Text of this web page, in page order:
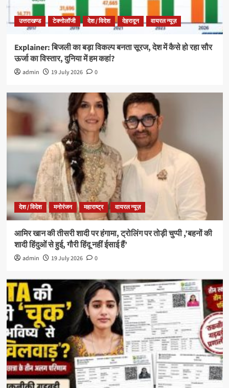
उत्तराखण्ड टेक्नोलॉजी देश / विदेश देहरादून वायरल न्यूज़
Explainer: बिजली का बड़ा विकल्प बनता सूरज, देश में कैसे हो रहा सौर
ऊर्जा का विस्तार, दुनिया में हम कहां?
admin 19 July 2026 0
देश / विदेश मनोरंजन महाराष्ट्र वायरल न्यूज़
आमिर खान की तीसरी शादी पर हंगामा, ट्रोलिंग पर तोड़ी चुप्पी ,’बहनों की
शादी हिंदुओं से हुई, गौरी हिंदू नहीं ईसाई हैं’
admin 19 July 2026 0